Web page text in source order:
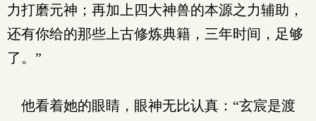
力打磨元神；再加上四大神兽的本源之力辅助，
还有你给的那些上古修炼典籍，三年时间，足够
了。”
他看着她的眼睛，眼神无比认真：“玄宸是渡